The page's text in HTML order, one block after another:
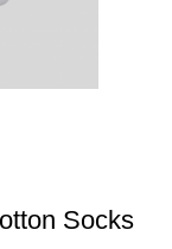
Socks